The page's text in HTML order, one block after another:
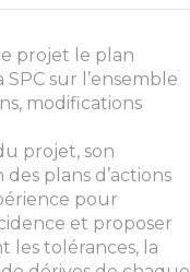
projet le plan
sur l’ensemble
modifications
projet, son
plans d’actions
pour
et proposer
les tolérances, la